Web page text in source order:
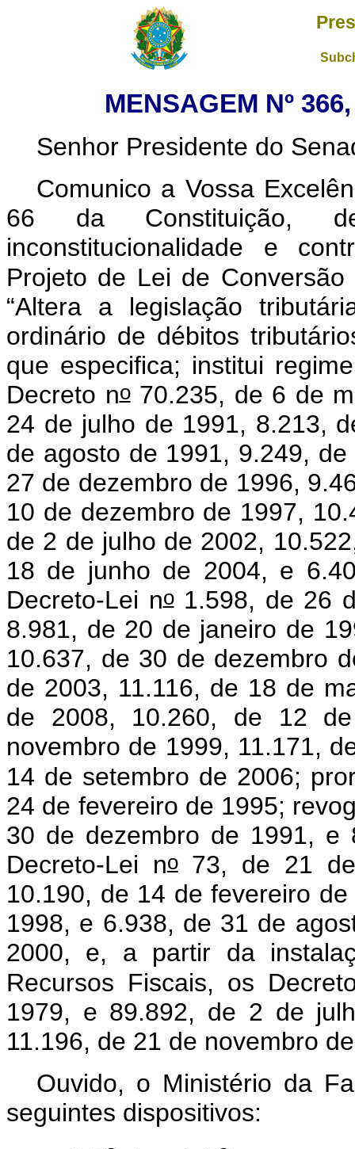
MENSAGEM Nº
Senhor Presidente do
Comunico a Vossa
66 da Constituição,
inconstitucionalidade e
Projeto de Lei de Conversão
“Altera a legislação
ordinário de débitos
que especifica; institui
Decreto no70.235, de 6 de
24 de julho de 1991, 8.213,
de agosto de 1991, 9.249,
27 de dezembro de 1996,
10 de dezembro de 1997,
de 2 de julho de 2002,
18 de junho de 2004, e
Decreto-Lei no1.598, de 26
8.981, de 20 de janeiro de
10.637, de 30 de dezembro
de 2003, 11.116, de 18 de
de 2008, 10.260, de 12
novembro de 1999, 11.171,
14 de setembro de 2006;
24 de fevereiro de 1995;
30 de dezembro de 1991,
Decreto-Lei no73, de 21 de
10.190, de 14 de fevereiro
1998, e 6.938, de 31 de
2000, e, a partir da
Recursos Fiscais, os
1979, e 89.892, de 2 de
11.196, de 21 de novembro
Ouvido, o Ministério da
seguintes dispositivos: